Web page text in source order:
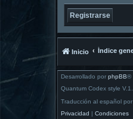
Registrarse
Inicio Índice
Desarrollado por phpBB®
Quantum Codex style
Traducción al español por
Privacidad | Condiciones